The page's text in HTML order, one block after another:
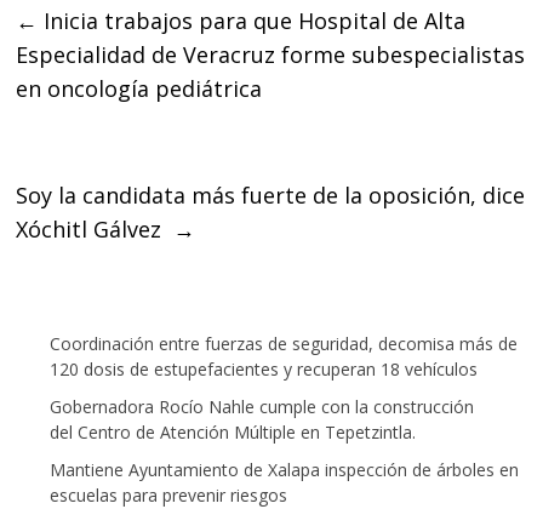
b
o
o
t
e
r
s
A
p
← Inicia trabajos para que Hospital de Alta
Especialidad de Veracruz forme subespecialistas
en oncología pediátrica
Soy la candidata más fuerte de la oposición, dice
Xóchitl Gálvez →
Coordinación entre fuerzas de seguridad, decomisa más de
120 dosis de estupefacientes y recuperan 18 vehículos
Gobernadora Rocío Nahle cumple con la construcción
del Centro de Atención Múltiple en Tepetzintla.
Mantiene Ayuntamiento de Xalapa inspección de árboles en
escuelas para prevenir riesgos